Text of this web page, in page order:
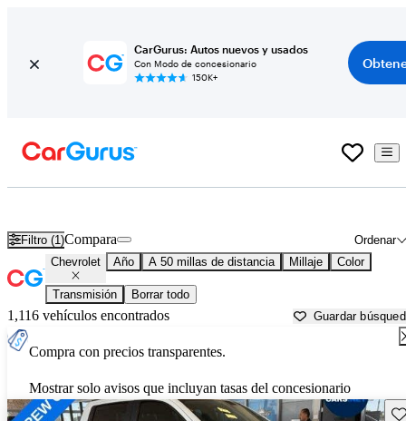
CarGurus: Autos nuevos y usados
Con Modo de concesionario
150K+
Filtro (1) Ordenar
Compara
Chevrolet Año A 50 millas de distancia Millaje Color
Transmisión Borrar todo
1,116 vehículos encontrados Guardar
Compra con precios transparentes.
Mostrar solo avisos que incluyan tasas del concesionario